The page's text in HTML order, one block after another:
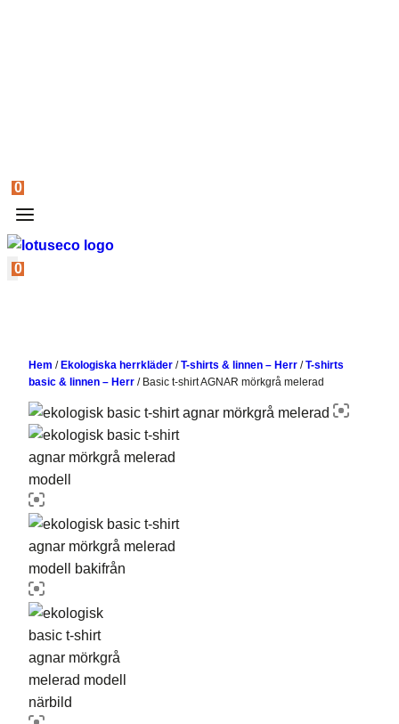
0
0
Hem / Ekologiska herrkläder /T-shirts & linnen – Herr /T-shirts
basic & linnen – Herr / Basic t-shirt AGNAR mörkgrå melerad